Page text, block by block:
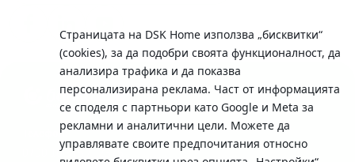
Страницата на DSK Home използва „бисквитки“
(cookies), за да подобри своята функционалност, да
анализира трафика и да показва
персонализирана реклама. Част от информацията
се споделя с партньори като Google и Meta за
рекламни и аналитични цели. Можете да
управлявате своите предпочитания относно
Телефон:
0700 10 375 / *2375